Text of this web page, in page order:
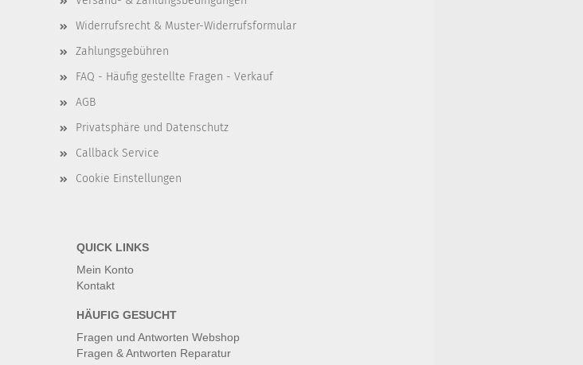
Widerrufsrecht & Muster-Widerrufsformular
Zahlungsgebühren
FAQ - Häufig gestellte Fragen - Verkauf
AGB
Privatsphäre und Datenschutz
Callback Service
Cookie Einstellungen
QUICK LINKS
Mein Konto
Kontakt
HÄUFIG GESUCHT
Fragen und Antworten Webshop
Fragen & Antworten Reparatur